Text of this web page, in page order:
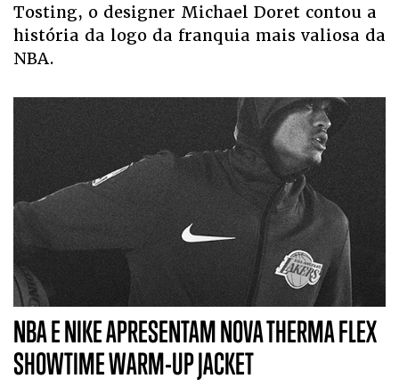
Tosting, o designer Michael Doret contou a
história da logo da franquia mais valiosa da
NBA.
NBA E NIKE APRESENTAM NOVA THERMA FLEX
SHOWTIME WARM-UP JACKET